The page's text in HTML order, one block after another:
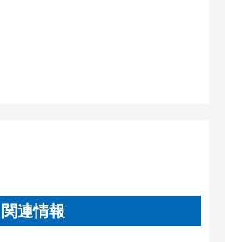
連情報